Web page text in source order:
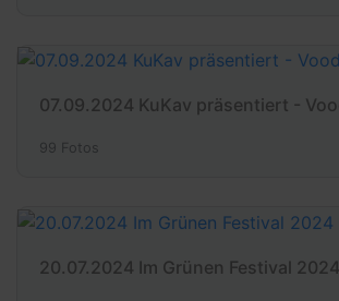
99 Fotos
20.07.2024 Im Grünen Festival 2024